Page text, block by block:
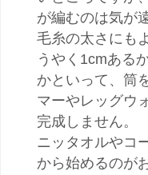
が編むのは気が
毛糸の太さにも
うやく1cmある
かといって、筒
マーやレッグウ
完成しません。
ニッタオルやコ
から始めるのが